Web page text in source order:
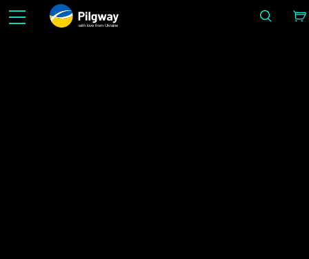
with love from Ukraine